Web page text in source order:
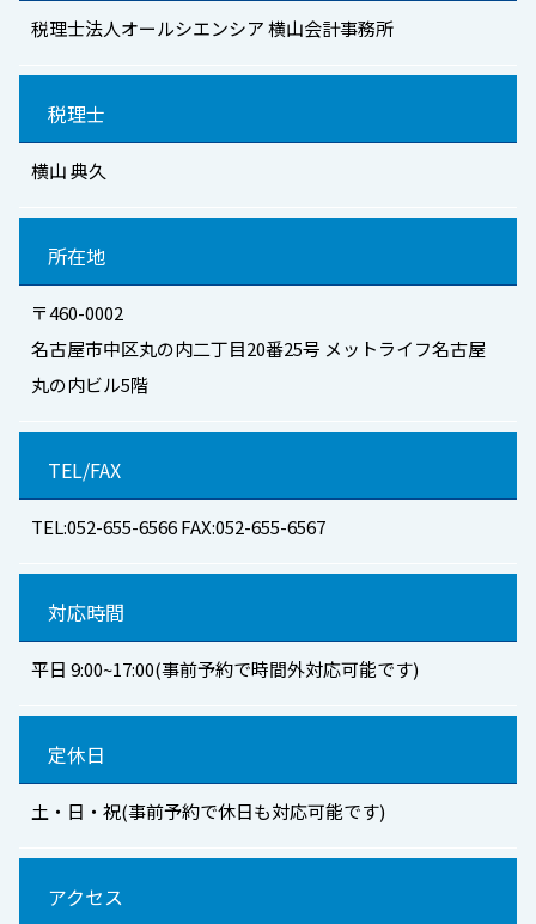
税理士法人オールシエンシア 横山会計事務所
税理士
横山 典久
所在地
〒460-0002
名古屋市中区丸の内二丁目20番25号 メットライフ名古屋
丸の内ビル5階
TEL/FAX
TEL:052-655-6566 FAX:052-655-6567
対応時間
平日 9:00~17:00(事前予約で時間外対応可能です)
定休日
土・日・祝(事前予約で休日も対応可能です)
アクセス